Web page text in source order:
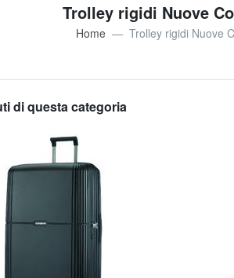
Trolley rigidi Nuove
Home Trolley rigidi Nuove
di questa categoria